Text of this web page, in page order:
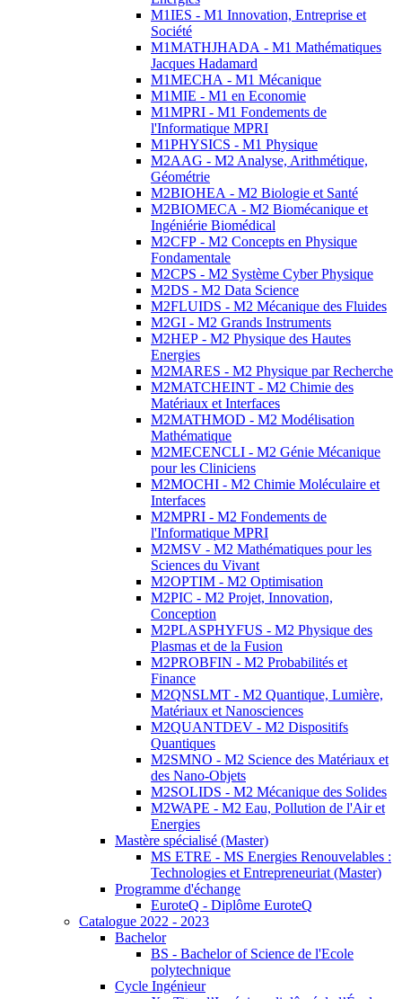
M1IES - M1 Innovation, Entreprise et
Société
M1MATHJHADA - M1 Mathématiques
Jacques Hadamard
M1MECHA - M1 Mécanique
M1MIE - M1 en Economie
M1MPRI - M1 Fondements de
l'Informatique MPRI
M1PHYSICS - M1 Physique
M2AAG - M2 Analyse, Arithmétique,
Géométrie
M2BIOHEA - M2 Biologie et Santé
M2BIOMECA - M2 Biomécanique et
Ingéniérie Biomédical
M2CFP - M2 Concepts en Physique
Fondamentale
M2CPS - M2 Système Cyber Physique
M2DS - M2 Data Science
M2FLUIDS - M2 Mécanique des Fluides
M2GI - M2 Grands Instruments
M2HEP - M2 Physique des Hautes
Energies
M2MARES - M2 Physique par Recherche
M2MATCHEINT - M2 Chimie des
Matériaux et Interfaces
M2MATHMOD - M2 Modélisation
Mathématique
M2MECENCLI - M2 Génie Mécanique
pour les Cliniciens
M2MOCHI - M2 Chimie Moléculaire et
Interfaces
M2MPRI - M2 Fondements de
l'Informatique MPRI
M2MSV - M2 Mathématiques pour les
Sciences du Vivant
M2OPTIM - M2 Optimisation
M2PIC - M2 Projet, Innovation,
Conception
M2PLASPHYFUS - M2 Physique des
Plasmas et de la Fusion
M2PROBFIN - M2 Probabilités et
Finance
M2QNSLMT - M2 Quantique, Lumière,
Matériaux et Nanosciences
M2QUANTDEV - M2 Dispositifs
Quantiques
M2SMNO - M2 Science des Matériaux et
des Nano-Objets
M2SOLIDS - M2 Mécanique des Solides
M2WAPE - M2 Eau, Pollution de l'Air et
Energies
Mastère spécialisé (Master)
MS ETRE - MS Energies Renouvelables :
Technologies et Entrepreneuriat (Master)
Programme d'échange
EuroteQ - Diplôme EuroteQ
Catalogue 2022 - 2023
Bachelor
BS - Bachelor of Science de l'Ecole
polytechnique
Cycle Ingénieur